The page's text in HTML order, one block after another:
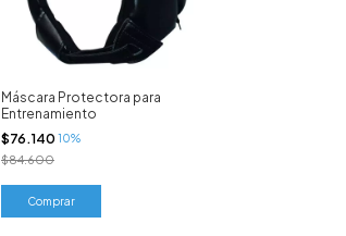
Máscara Protectora para
Entrenamiento
$76.140 10%
$84.600
Comprar